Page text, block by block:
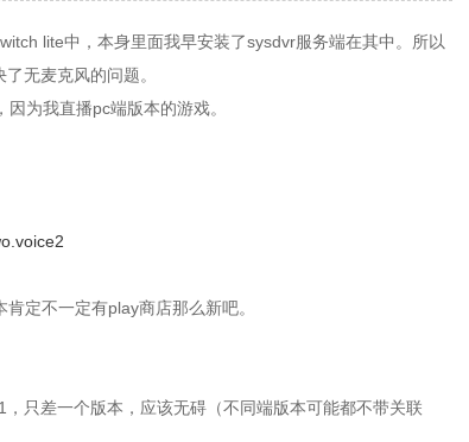
lite中，本身里面我早安装了sysdvr服务端在其中。所以
无麦克风的问题。
为我直播pc端版本的游戏。
定不一定有play商店那么新吧。
只差一个版本，应该无碍（不同端版本可能都不带关联